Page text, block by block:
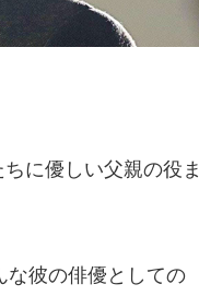
に優しい父親の役ま
な彼の俳優としての